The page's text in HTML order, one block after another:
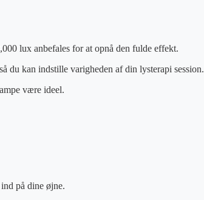
lux anbefales for at opnå den fulde effekt.
du kan indstille varigheden af din lysterapi session.
være ideel.
på dine øjne.